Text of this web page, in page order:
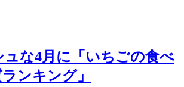
ュな4月に「いちごの食べ
ンキング」